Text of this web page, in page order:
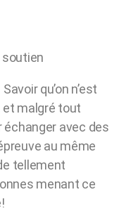
soutien
qu’on n’est
et malgré tout
échanger avec des
au même
tellement
menant ce